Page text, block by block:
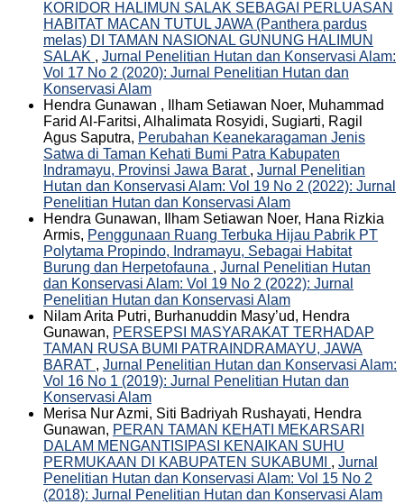
KORIDOR HALIMUN SALAK SEBAGAI PERLUASAN
HABITAT MACAN TUTUL JAWA (Panthera pardus
melas) DI TAMAN NASIONAL GUNUNG HALIMUN
SALAK , Jurnal Penelitian Hutan dan Konservasi Alam:
Vol 17 No 2 (2020): Jurnal Penelitian Hutan dan
Konservasi Alam
Hendra Gunawan , Ilham Setiawan Noer, Muhammad
Farid Al-Faritsi, Alhalimata Rosyidi, Sugiarti, Ragil
Agus Saputra, Perubahan Keanekaragaman Jenis
Satwa di Taman Kehati Bumi Patra Kabupaten
Indramayu, Provinsi Jawa Barat , Jurnal Penelitian
Hutan dan Konservasi Alam: Vol 19 No 2 (2022): Jurnal
Penelitian Hutan dan Konservasi Alam
Hendra Gunawan, Ilham Setiawan Noer, Hana Rizkia
Armis, Penggunaan Ruang Terbuka Hijau Pabrik PT
Polytama Propindo, Indramayu, Sebagai Habitat
Burung dan Herpetofauna , Jurnal Penelitian Hutan
dan Konservasi Alam: Vol 19 No 2 (2022): Jurnal
Penelitian Hutan dan Konservasi Alam
Nilam Arita Putri, Burhanuddin Masy’ud, Hendra
Gunawan, PERSEPSI MASYARAKAT TERHADAP
TAMAN RUSA BUMI PATRAINDRAMAYU, JAWA
BARAT , Jurnal Penelitian Hutan dan Konservasi Alam:
Vol 16 No 1 (2019): Jurnal Penelitian Hutan dan
Konservasi Alam
Merisa Nur Azmi, Siti Badriyah Rushayati, Hendra
Gunawan, PERAN TAMAN KEHATI MEKARSARI
DALAM MENGANTISIPASI KENAIKAN SUHU
PERMUKAAN DI KABUPATEN SUKABUMI , Jurnal
Penelitian Hutan dan Konservasi Alam: Vol 15 No 2
(2018): Jurnal Penelitian Hutan dan Konservasi Alam